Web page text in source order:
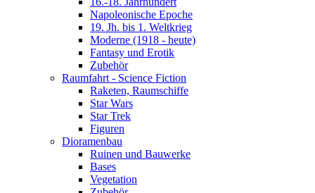
Napoleonische Epoche
19. Jh. bis 1. Weltkrieg
Moderne (1918 - heute)
Fantasy und Erotik
Zubehör
Raumfahrt - Science Fiction
Raketen, Raumschiffe
Star Wars
Star Trek
Figuren
Dioramenbau
Ruinen und Bauwerke
Bases
Vegetation